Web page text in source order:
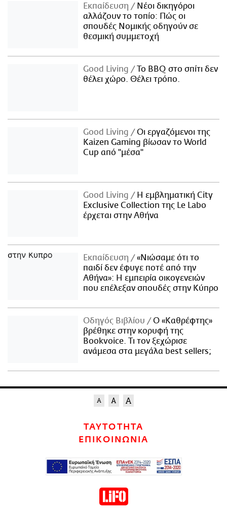
Εκπαίδευση
Νέοι δικηγόροι
αλλάζουν το τοπίο: Πώς οι
σπουδές Νομικής οδηγούν σε
θεσμική συμμετοχή
Good Living
Το BBQ στο σπίτι δεν
θέλει χώρο. Θέλει τρόπο.
Good Living
Οι εργαζόμενοι της
Kaizen Gaming βίωσαν το World
Cup από "μέσα"
Good Living
Η εμβληματική City
Exclusive Collection της Le Labo
έρχεται στην Αθήνα
Εκπαίδευση
«Νιώσαμε ότι το
παιδί δεν έφυγε ποτέ από την
Αθήνα»: Η εμπειρία οικογενειών
που επέλεξαν σπουδές στην Κύπρο
Οδηγός Βιβλίου
Ο «Καθρέφτης»
βρέθηκε στην κορυφή της
Bookvoice. Τι τον ξεχώρισε
ανάμεσα στα μεγάλα best sellers;
ΤΑΥΤΟΤΗΤΑ
ΕΠΙΚΟΙΝΩΝΙΑ